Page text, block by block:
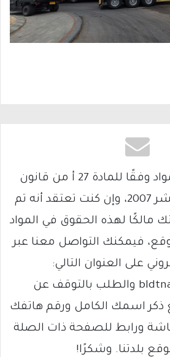
يتم الاستخدام المواد وفقًا للمادة 27 أ من قانون
حقوق التأليف والنشر 2007، وإن كنت تعتقد أنه تم
مالكًا لهذه الحقوق في المواد
فيمكنك التواصل معنا عبر
على العنوان التالي:
bldtna3@gmail.com والطلب بالتوقف عن
ذكر اسمك الكامل ورقم هاتفك
ورابط للصفحة ذات الصلة
بلدتنا. وشكرًا!